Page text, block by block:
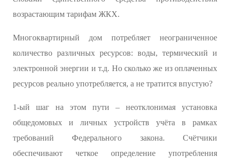
возрастающим тарифам ЖКХ.
Многоквартирный дом потребляет неограниченное
количество различных ресурсов: воды, термический и
электронной энергии и т.д. Но сколько же из оплаченных
ресурсов реально употребляется, а не тратится впустую?
1-ый шаг на этом пути – неотклонимая установка
общедомовых и личных устройств учёта в рамках
требований Федерального закона. Счётчики
обеспечивают четкое определение употребления